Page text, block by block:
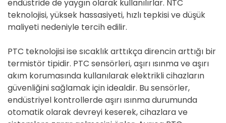
endüstride de yaygın olarak kullanılırlar. NTC
teknolojisi, yüksek hassasiyeti, hızlı tepkisi ve düşük
maliyeti nedeniyle tercih edilir.
PTC teknolojisi ise sıcaklık arttıkça direncin arttığı bir
termistör tipidir. PTC sensörleri, aşırı ısınma ve aşırı
akım korumasında kullanılarak elektrikli cihazların
güvenliğini sağlamak için idealdir. Bu sensörler,
endüstriyel kontrollerde aşırı ısınma durumunda
otomatik olarak devreyi keserek, cihazlara ve